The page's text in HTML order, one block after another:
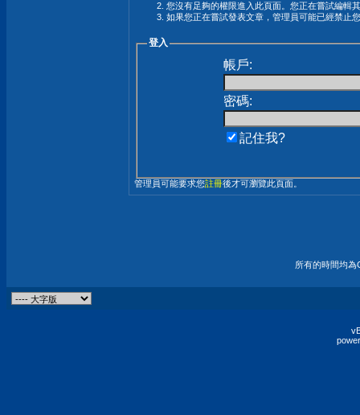
您沒有足夠的權限進入此頁面。您正在嘗試編輯
如果您正在嘗試發表文章，管理員可能已經禁止
登入
帳戶:
密碼:
記住我?
管理員可能要求您註冊後才可瀏覽此頁面。
所有的時間均為